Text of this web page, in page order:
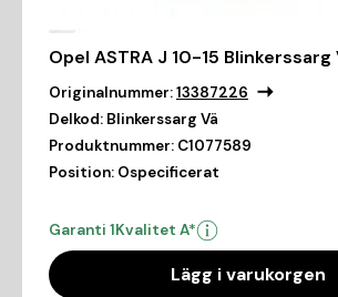
Opel ASTRA J 10-15 Blinkerssarg
Originalnummer:13387226
Delkod: Blinkerssarg Vä
Produktnummer: C1077589
Position: Ospecificerat
Garanti 1Kvalitet A*
Lägg i varukorgen